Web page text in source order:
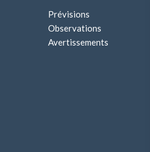
Prévisions
Observations
Avertissements